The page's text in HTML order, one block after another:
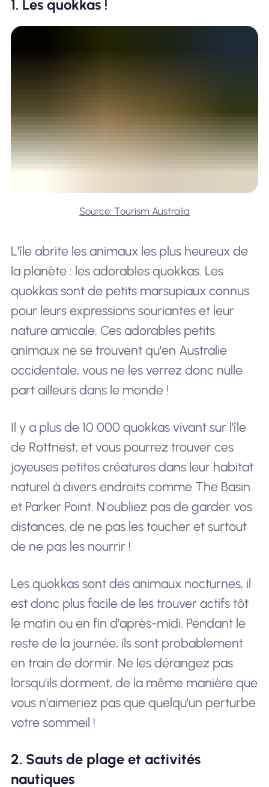
1. Les quokkas !
Source: Tourism Australia
L'île abrite les animaux les plus heureux de
la planète : les adorables quokkas. Les
quokkas sont de petits marsupiaux connus
pour leurs expressions souriantes et leur
nature amicale. Ces adorables petits
animaux ne se trouvent qu'en Australie
occidentale, vous ne les verrez donc nulle
part ailleurs dans le monde !
Il y a plus de 10 000 quokkas vivant sur l'île
de Rottnest, et vous pourrez trouver ces
joyeuses petites créatures dans leur habitat
naturel à divers endroits comme The Basin
et Parker Point. N'oubliez pas de garder vos
distances, de ne pas les toucher et surtout
de ne pas les nourrir !
Les quokkas sont des animaux nocturnes, il
est donc plus facile de les trouver actifs tôt
le matin ou en fin d'après-midi. Pendant le
reste de la journée, ils sont probablement
en train de dormir. Ne les dérangez pas
lorsqu'ils dorment, de la même manière que
vous n'aimeriez pas que quelqu'un perturbe
votre sommeil !
2. Sauts de plage et activités
nautiques